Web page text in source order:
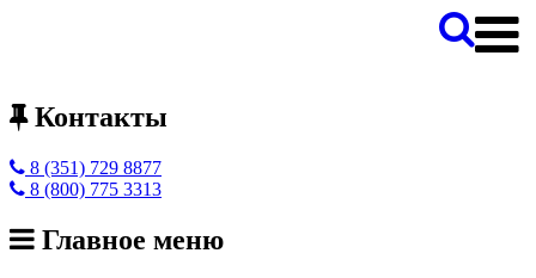
Контакты
8 (351) 729 8877
8 (800) 775 3313
Главное меню